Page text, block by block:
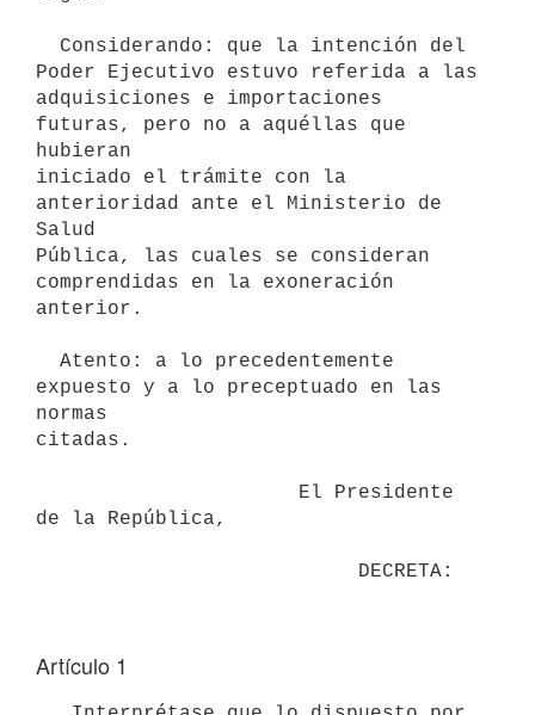
Poder Ejecutivo estuvo referida a las
adquisiciones e importaciones
futuras, pero no a aquéllas que
hubieran
iniciado el trámite con la
anterioridad ante el Ministerio de
Salud
Pública, las cuales se consideran
comprendidas en la exoneración
anterior.
expuesto y a lo preceptuado en las
normas
citadas.
de la República,
Artículo 1